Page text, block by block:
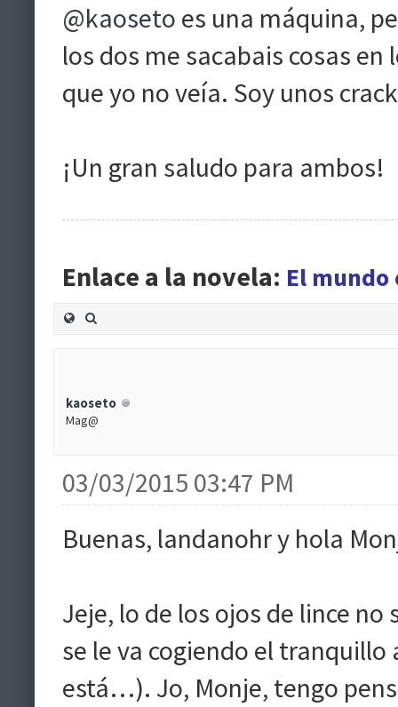
@kaoseto es una máquina,
los dos me sacabais cosas
que yo no veía. Soy unos
¡Un gran saludo para ambos!
Enlace a la novela: El mundo
kaoseto
Mag@
03/03/2015 03:47 PM
Buenas, landanohr y hola
Jeje, lo de los ojos de lince
se le va cogiendo el
está…). Jo, Monje, tengo